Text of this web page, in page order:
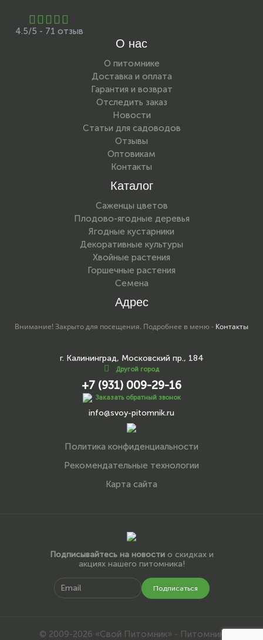
4.5/5 - 71 отзыв
О нас
О питомнике
Доставка и оплата
Гарантия и возврат
Отследить заказ
Новости
Статьи для садоводов
Отзывы
Оптовикам
Контакты
Каталог
Саженцы цветов
Плодово-ягодные деревья
Ягодные кустарники
Декоративные культуры
Хвойные растения
Горшечные растения
Семена
Адрес
Внимание! Закрыто для посещения. Подробнее в меню - Контакты
г. Калининград, Московский пр., 184
Другой город
+7 (931) 009-29-16
Заказать обратный звонок
info@svoy-pitomnik.ru
Политика конфиденциальности
Рекомендательные технологии
Карта сайта
Подписывайтесь на новостио скидках и
акциях нашего питомника!
Подписаться
© 2009-2026 «Свой Питомник» - Питомник